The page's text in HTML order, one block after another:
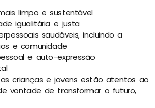
limpo e sustentável
igualitária e justa
saudáveis, incluindo a
e comunidade
e auto-expressão
crianças e jovens estão atentos ao
vontade de transformar o futuro,